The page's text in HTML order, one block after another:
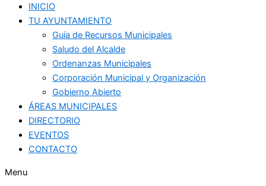
INICIO
TU AYUNTAMIENTO
Guía de Recursos Municipales
Saludo del Alcalde
Ordenanzas Municipales
Corporación Municipal y Organización
Gobierno Abierto
ÁREAS MUNICIPALES
DIRECTORIO
EVENTOS
CONTACTO
Menu